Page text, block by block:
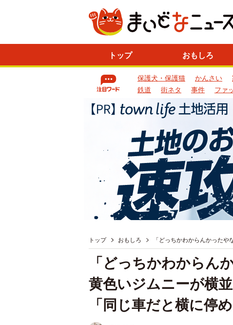
トップ おもしろ
保護犬・保護猫 かんさい
鉄道
街ネタ 事件 ファ
トップ おもしろ 「どっちかわからんかった
「どっちかわからん
黄色いジムニーが横
「同じ車だと横に停